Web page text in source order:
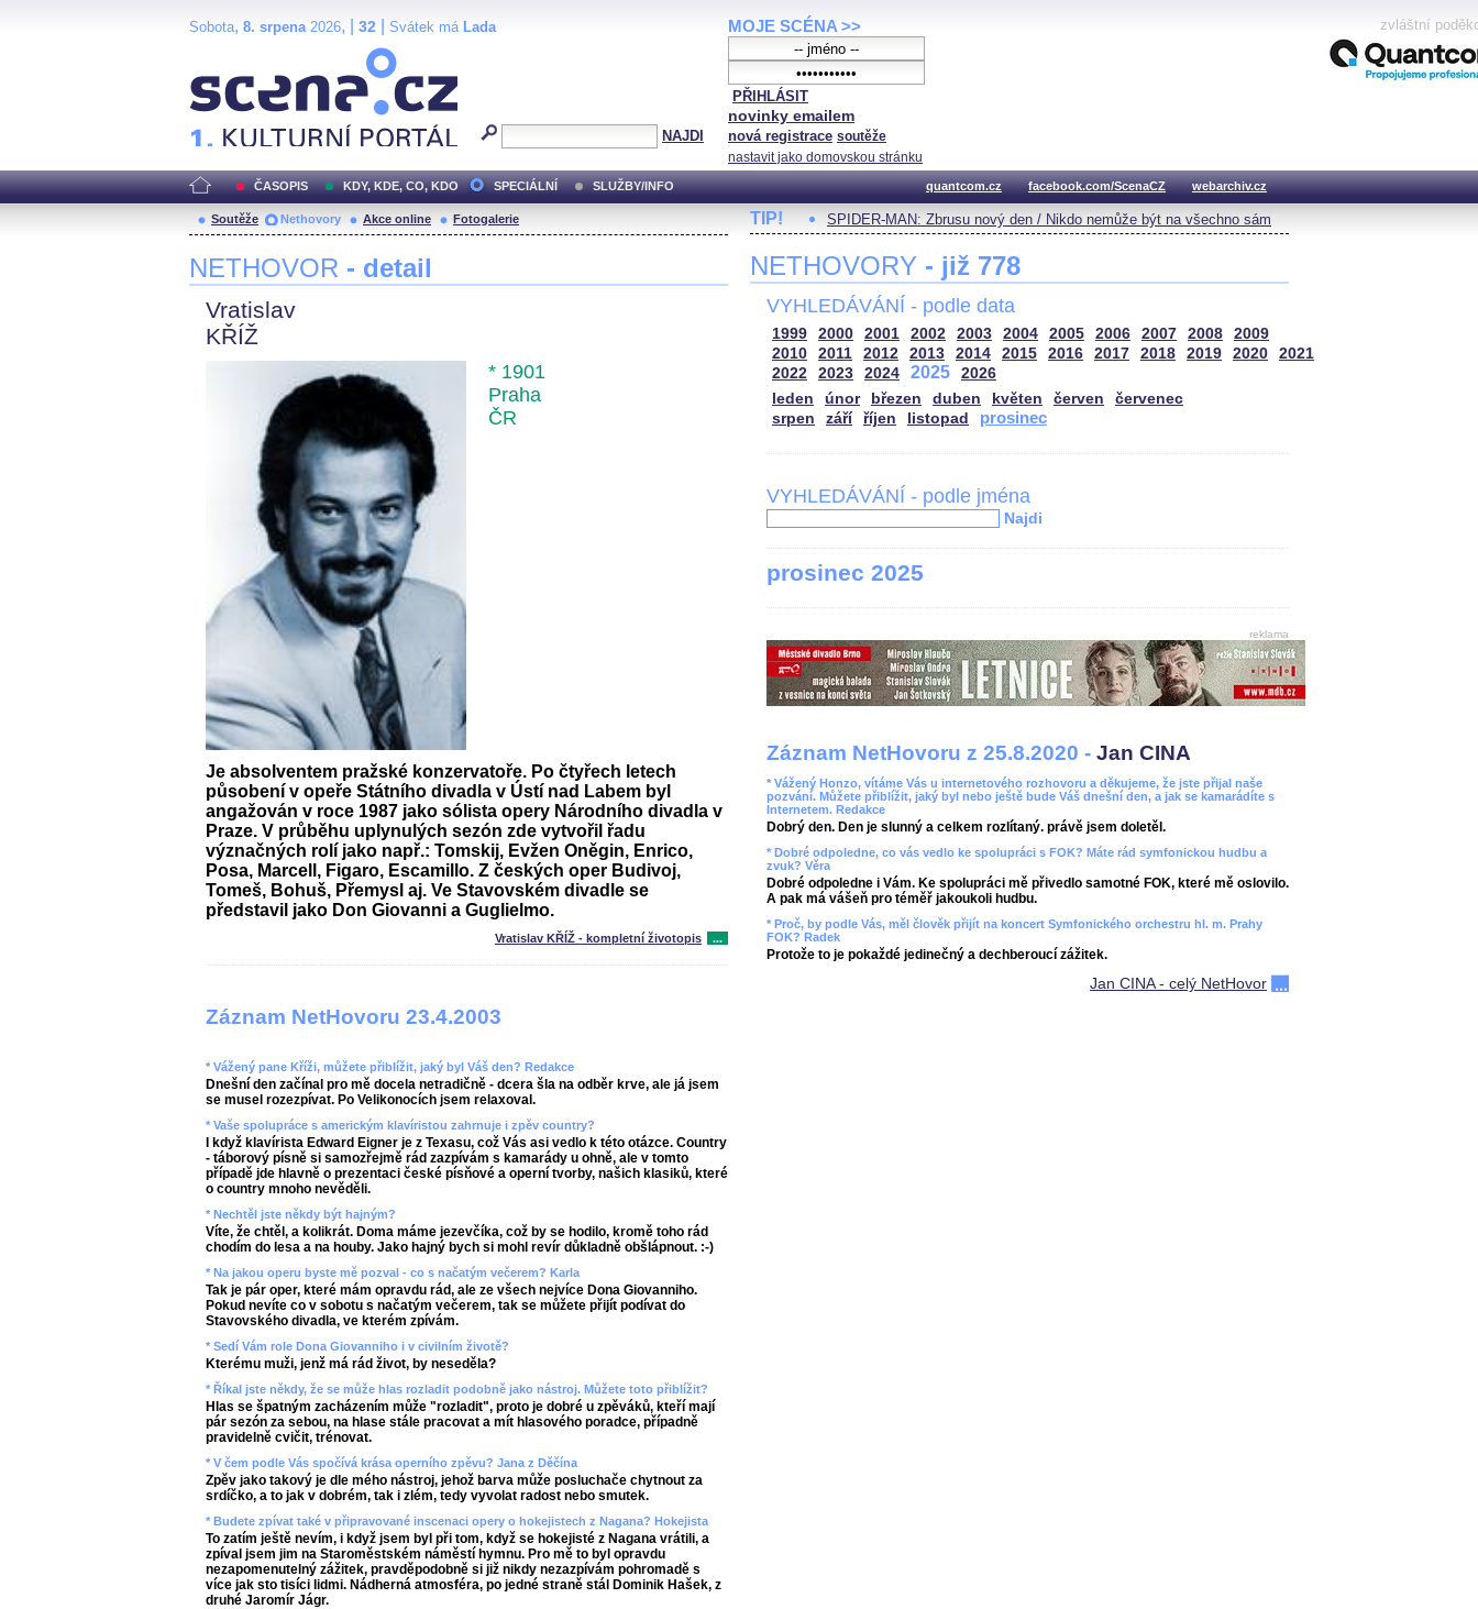
Sobota, 8. srpena2026, | 32 Svátek má Lada
NAJDI
MOJE SCÉNA >>
PŘIHLÁSIT
novinky emailem
nová registrace soutěže
nastavit jako domovskou stránku
zvláštní
ČASOPIS KDY, KDE, CO, KDO SPECIÁLNÍ SLUŽBY/INFO quantcom.cz facebook.com/ScenaCZ webarchiv.cz
Soutěže Nethovory Akce online Fotogalerie
NETHOVOR - detail
Vratislav
KŘÍŽ
* 1901
Praha
ČR
Je absolventem pražské konzervatoře. Po čtyřech letech
působení v opeře Státního divadla v Ústí nad Labem byl
angažován v roce 1987 jako sólista opery Národního divadla v
Praze. V průběhu uplynulých sezón zde vytvořil řadu
význačných rolí jako např.: Tomskij, Evžen Oněgin, Enrico,
Posa, Marcell, Figaro, Escamillo. Z českých oper Budivoj,
Tomeš, Bohuš, Přemysl aj. Ve Stavovském divadle se
představil jako Don Giovanni a Guglielmo.
Vratislav KŘÍŽ - kompletní životopis ...
Záznam NetHovoru 23.4.2003
* Vážený pane Kříži, můžete přiblížit, jaký byl Váš den? Redakce
Dnešní den začínal pro mě docela netradičně - dcera šla na odběr krve, ale já jsem
se musel rozezpívat. Po Velikonocích jsem relaxoval.
* Vaše spolupráce s americkým klavíristou zahrnuje i zpěv country?
I když klavírista Edward Eigner je z Texasu, což Vás asi vedlo k této otázce. Country
- táborový písně si samozřejmě rád zazpívám s kamarády u ohně, ale v tomto
případě jde hlavně o prezentaci české písňové a operní tvorby, našich klasiků, které
o country mnoho nevěděli.
* Nechtěl jste někdy být hajným?
Víte, že chtěl, a kolikrát. Doma máme jezevčíka, což by se hodilo, kromě toho rád
chodím do lesa a na houby. Jako hajný bych si mohl revír důkladně obšlápnout. :-)
* Na jakou operu byste mě pozval - co s načatým večerem? Karla
Tak je pár oper, které mám opravdu rád, ale ze všech nejvíce Dona Giovanniho.
Pokud nevíte co v sobotu s načatým večerem, tak se můžete přijít podívat do
Stavovského divadla, ve kterém zpívám.
* Sedí Vám role Dona Giovanniho i v civilním životě?
Kterému muži, jenž má rád život, by neseděla?
* Říkal jste někdy, že se může hlas rozladit podobně jako nástroj. Můžete toto přiblížit?
Hlas se špatným zacházením může "rozladit", proto je dobré u zpěváků, kteří mají
pár sezón za sebou, na hlase stále pracovat a mít hlasového poradce, případně
pravidelně cvičit, trénovat.
* V čem podle Vás spočívá krása operního zpěvu? Jana z Děčína
Zpěv jako takový je dle mého nástroj, jehož barva může posluchače chytnout za
srdíčko, a to jak v dobrém, tak i zlém, tedy vyvolat radost nebo smutek.
* Budete zpívat také v připravované inscenaci opery o hokejistech z Nagana? Hokejista
To zatím ještě nevím, i když jsem byl při tom, když se hokejisté z Nagana vrátili, a
zpíval jsem jim na Staroměstském náměstí hymnu. Pro mě to byl opravdu
nezapomenutelný zážitek, pravděpodobně si již nikdy nezazpívám pohromadě s
více jak sto tisíci lidmi. Nádherná atmosféra, po jedné straně stál Dominik Hašek, z
druhé Jaromír Jágr.
TIP! SPIDER-MAN: Zbrusu nový den / Nikdo nemůže být na všechno sám
NETHOVORY - již 778
VYHLEDÁVÁNÍ - podle data
1999 2000 2001 2002 2003 2004 2005 2006 2007 2008
2009
2010
2011 2012 2013 2014 2015 2016 2017 2018 2019 2020
2021
2022
2023 2024 2025
2026
leden
únor březen duben květen červen
červenec
srpen
září říjen listopad prosinec
VYHLEDÁVÁNÍ - podle jména
Najdi
prosinec 2025
reklama
Záznam NetHovoru z 25.8.2020 - Jan CINA
* Vážený Honzo, vítáme Vás u internetového rozhovoru a děkujeme, že jste přijal naše
pozvání. Můžete přiblížit, jaký byl nebo ještě bude Váš dnešní den, a jak se kamarádíte s
Internetem. Redakce
Dobrý den. Den je slunný a celkem rozlítaný. právě jsem doletěl.
* Dobré odpoledne, co vás vedlo ke spolupráci s FOK? Máte rád symfonickou hudbu a
zvuk? Věra
Dobré odpoledne i Vám. Ke spolupráci mě přivedlo samotné FOK, které mě oslovilo.
A pak má vášeň pro téměř jakoukoli hudbu.
* Proč, by podle Vás, měl člověk přijít na koncert Symfonického orchestru hl. m. Prahy
FOK? Radek
Protože to je pokaždé jedinečný a dechberoucí zážitek.
Jan CINA - celý NetHovor